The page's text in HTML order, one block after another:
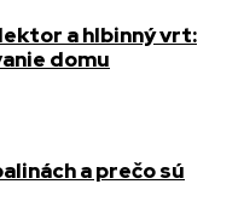
a hlbinný vrt:
domu
a prečo sú